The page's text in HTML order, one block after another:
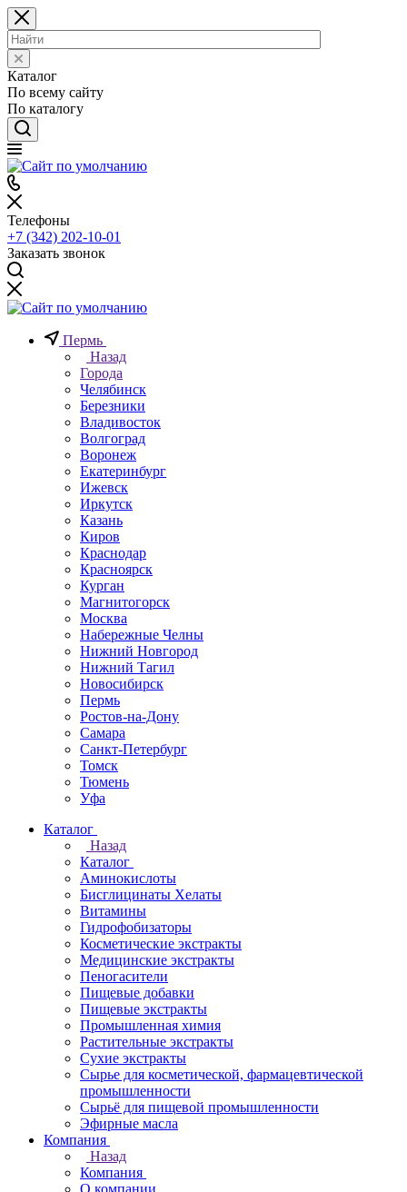
Каталог
По всему сайту
По каталогу
Телефоны
+7 (342) 202-10-01
Заказать звонок
Пермь
Назад
Города
Челябинск
Березники
Владивосток
Волгоград
Воронеж
Екатеринбург
Ижевск
Иркутск
Казань
Киров
Краснодар
Красноярск
Курган
Магнитогорск
Москва
Набережные Челны
Нижний Новгород
Нижний Тагил
Новосибирск
Пермь
Ростов-на-Дону
Самара
Санкт-Петербург
Томск
Тюмень
Уфа
Каталог
Назад
Каталог
Аминокислоты
Бисглицинаты Хелаты
Витамины
Гидрофобизаторы
Косметические экстракты
Медицинские экстракты
Пеногасители
Пищевые добавки
Пищевые экстракты
Промышленная химия
Растительные экстракты
Сухие экстракты
Сырье для косметической, фармацевтической
промышленности
Сырьё для пищевой промышленности
Эфирные масла
Компания
Назад
Компания
О компании